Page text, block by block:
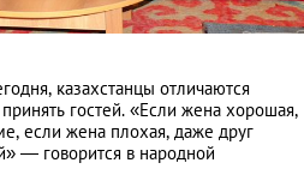
казахстанцы отличаются
гостей. «Если жена хорошая,
если жена плохая, даже друг
— говорится в народной